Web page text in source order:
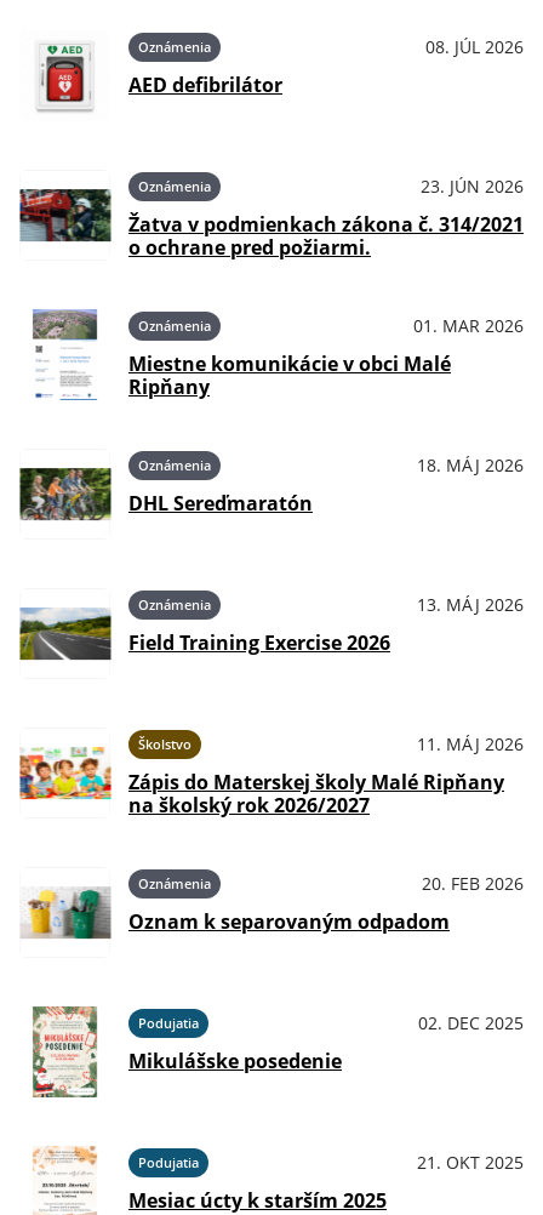
Oznámenia 08. JÚL 2026
AED defibrilátor
Oznámenia 23. JÚN 2026
Žatva v podmienkach zákona č. 314/2021
o ochrane pred požiarmi.
Oznámenia 01. MAR 2026
Miestne komunikácie v obci Malé
Ripňany
Oznámenia 18. MÁJ 2026
DHL Sereďmaratón
Oznámenia 13. MÁJ 2026
Field Training Exercise 2026
Školstvo 11. MÁJ 2026
Zápis do Materskej školy Malé Ripňany
na školský rok 2026/2027
Oznámenia 20. FEB 2026
Oznam k separovaným odpadom
Podujatia 02. DEC 2025
Mikulášske posedenie
Podujatia 21. OKT 2025
Mesiac úcty k starším 2025